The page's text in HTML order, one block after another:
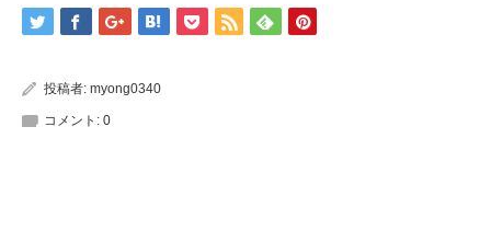
投稿者: myong0340
コメント: 0